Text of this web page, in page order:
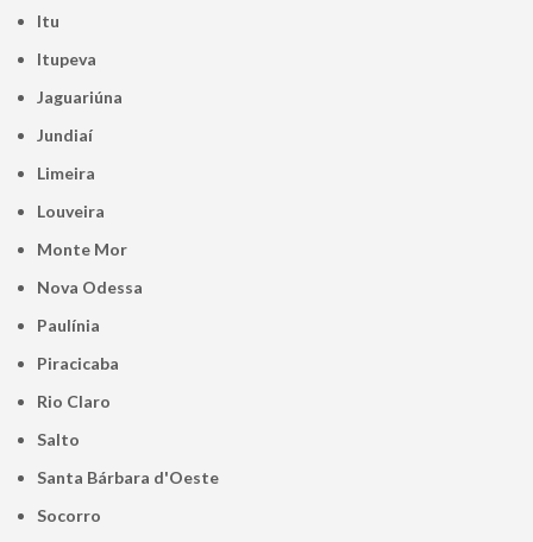
Itu
Itupeva
Jaguariúna
Jundiaí
Limeira
Louveira
Monte Mor
Nova Odessa
Paulínia
Piracicaba
Rio Claro
Salto
Santa Bárbara d'Oeste
Socorro